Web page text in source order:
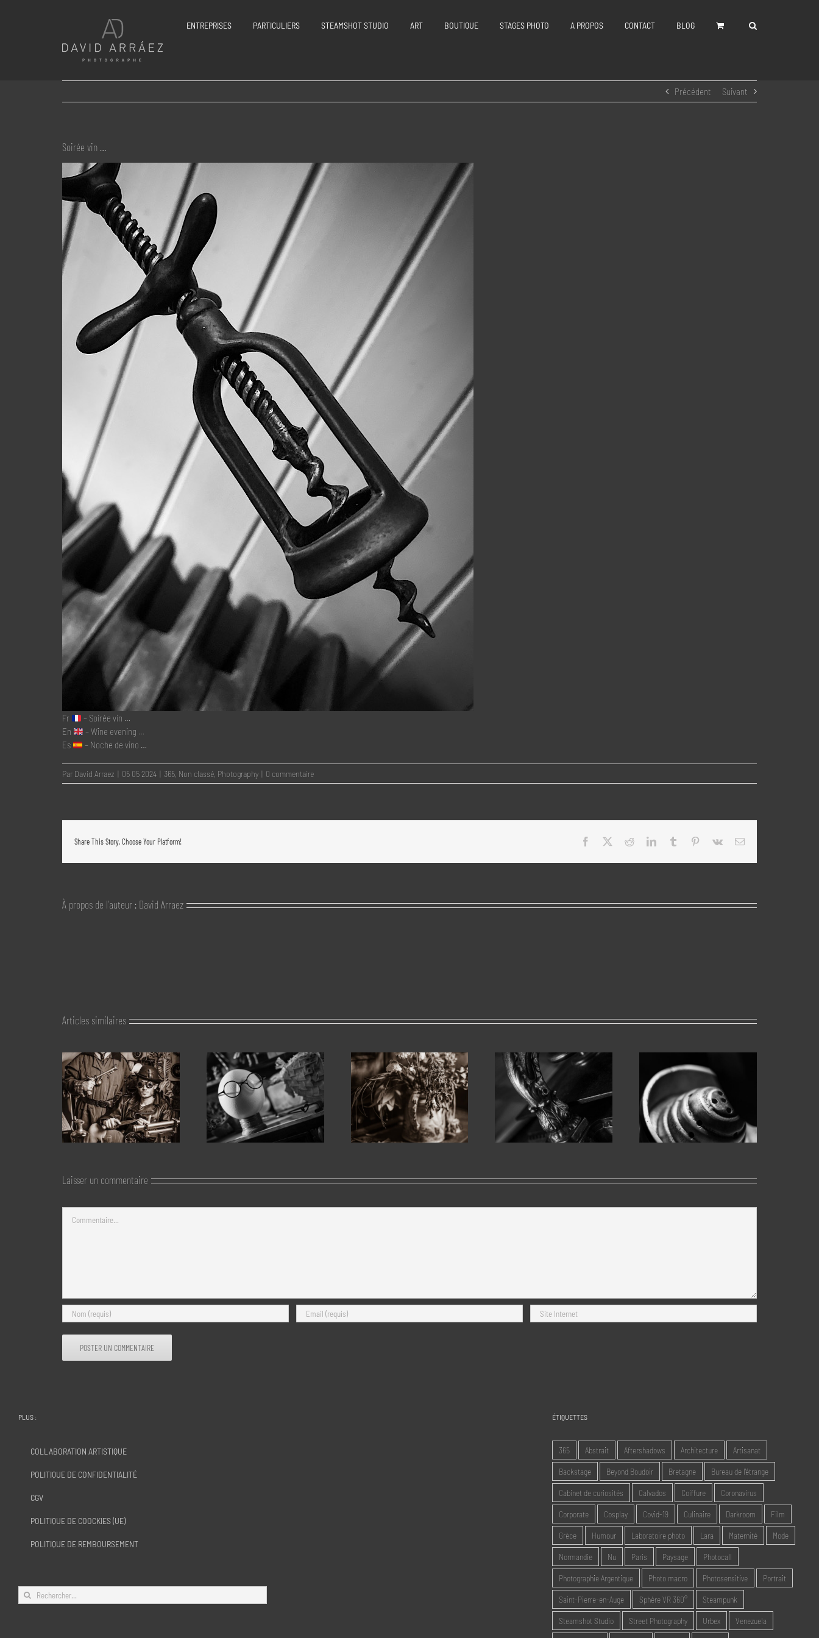
ENTREPRISES PARTICULIERS STEAMSHOT STUDIO ART BOUTIQUE STAGES PHOTO A PROPOS CONTACT BLOG
Précédent Suivant
Soirée vin …
Fr
– Soirée vin …
En
– Wine evening …
Es
– Noche de vino …
Par David Arraez | 05 05 2024 | 365, Non classé, Photography | 0 commentaire
Share This Story, Choose Your Platform! Facebook RedditLinkedInTumblr Pinterest
Vk Email
À propos de l'auteur : David Arraez
Articles similaires
Laisser un commentaire
PLUS :
COLLABORATION ARTISTIQUE
POLITIQUE DE CONFIDENTIALITÉ
CGV
POLITIQUE DE COOCKIES (UE)
POLITIQUE DE REMBOURSEMENT
Rechercher:
ÉTIQUETTES
365 Abstrait Aftershadows Architecture Artisanat
Backstage Beyond Boudoir Bretagne Bureau de l'étrange
Cabinet de curiosités Calvados Coiffure Coronavirus
Corporate Cosplay Covid-19 Culinaire Darkroom Film
Grèce Humour Laboratoire photo Lara Maternité Mode
Normandie Nu Paris Paysage Photocall
Photographie Argentique Photo macro Photosensitive Portrait
Saint-Pierre-en-Auge Sphère VR 360° Steampunk
Steamshot Studio Street Photography Urbex Venezuela